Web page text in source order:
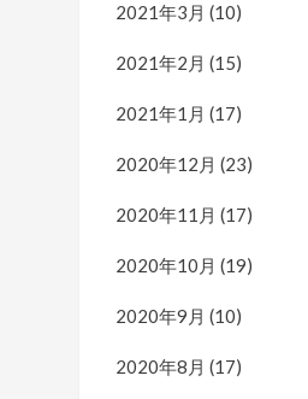
2021年3月 (10)
2021年2月 (15)
2021年1月 (17)
2020年12月 (23)
2020年11月 (17)
2020年10月 (19)
2020年9月 (10)
2020年8月 (17)